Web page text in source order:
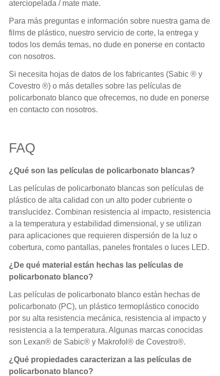
aterciopelada / mate mate.
Para más preguntas e información sobre nuestra gama de
films de plástico, nuestro servicio de corte, la entrega y
todos los demás temas, no dude en ponerse en contacto
con nosotros.
Si necesita hojas de datos de los fabricantes (Sabic ® y
Covestro ®) o más detalles sobre las películas de
policarbonato blanco que ofrecemos, no dude en ponerse
en contacto con nosotros.
FAQ
¿Qué son las películas de policarbonato blancas?
Las películas de policarbonato blancas son películas de
plástico de alta calidad con un alto poder cubriente o
translucidez. Combinan resistencia al impacto, resistencia
a la temperatura y estabilidad dimensional, y se utilizan
para aplicaciones que requieren dispersión de la luz o
cobertura, como pantallas, paneles frontales o luces LED.
¿De qué material están hechas las películas de
policarbonato blanco?
Las películas de policarbonato blanco están hechas de
policarbonato (PC), un plástico termoplástico conocido
por su alta resistencia mecánica, resistencia al impacto y
resistencia a la temperatura. Algunas marcas conocidas
son Lexan® de Sabic® y Makrofol® de Covestro®.
¿Qué propiedades caracterizan a las películas de
policarbonato blanco?